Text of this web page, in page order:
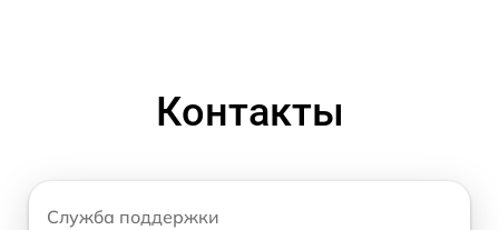
Контакты
Служба поддержки